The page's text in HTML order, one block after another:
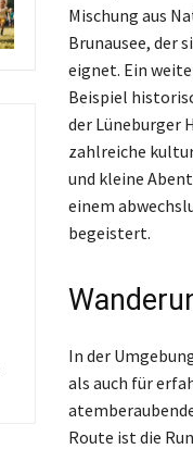
Mischung aus
Brunausee, der
eignet. Ein
Beispiel
der Lüneburger
zahlreiche
und kleine
einem
begeistert.
In der
als auch für
Route ist die